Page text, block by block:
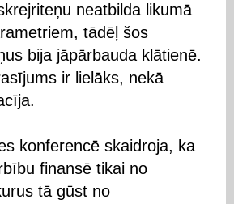
neatbilda likumā
tādēļ šos
bija jāpārbauda klātienē.
ir lielāks, nekā
konferencē skaidroja, ka
finansē tikai no
tā gūst no